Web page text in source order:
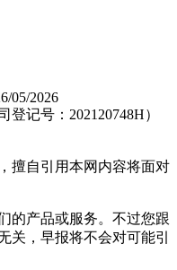
05/2026
记号：202120748H）
擅自引用本网内容将面对
的产品或服务。不过您跟
关，早报将不会对可能引